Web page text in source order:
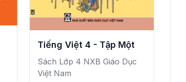
Tiếng Việt 4 - Tập Một
Sách Lớp 4 NXB Giáo Dục
Việt Nam